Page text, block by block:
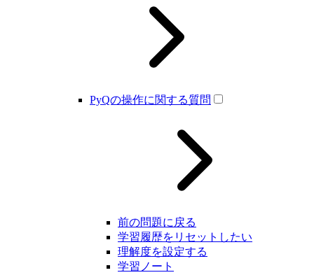
PyQの操作に関する質問
前の問題に戻る
学習履歴をリセットしたい
理解度を設定する
学習ノート